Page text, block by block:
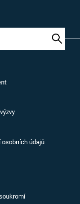
osobních údajů